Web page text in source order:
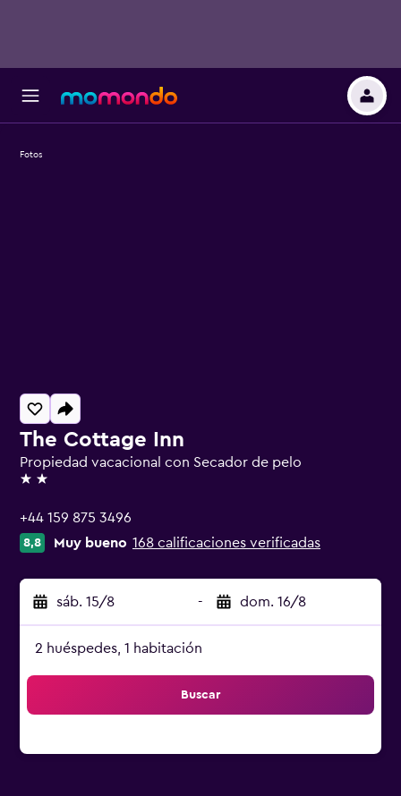
The Cottage Inn
Propiedad vacacional con Secador de pelo
2 estrellas
+44 159 875 3496
8,8 Muy bueno 168 calificaciones verificadas
sáb. 15/8 - dom. 16/8
2 huéspedes, 1 habitación
Buscar
Fotos